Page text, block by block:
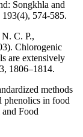
Songkhla and
574-585.
C. P.,
Chlorogenic
are extensively
1806–1814.
methods
phenolics in food
Food